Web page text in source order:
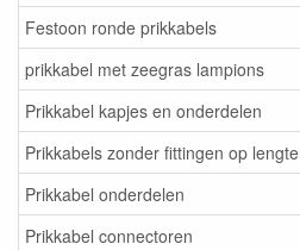
Festoon ronde prikkabels
prikkabel met zeegras lampions
Prikkabel kapjes en onderdelen
Prikkabels zonder fittingen op lengte
Prikkabel onderdelen
Prikkabel connectoren